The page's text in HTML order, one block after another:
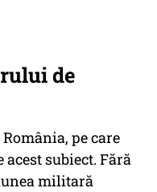
de
pe care
subiect. Fără
militară